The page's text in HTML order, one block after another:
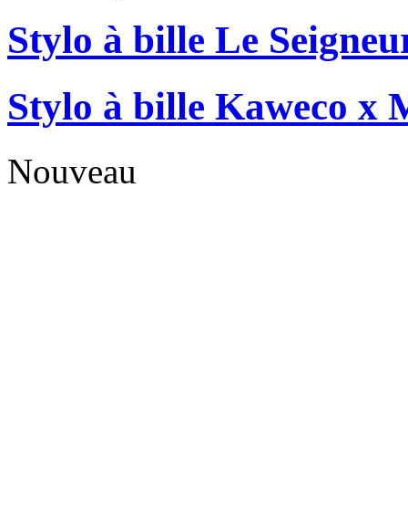
Stylo à bille Le
Stylo à bille Kaweco x
Nouveau